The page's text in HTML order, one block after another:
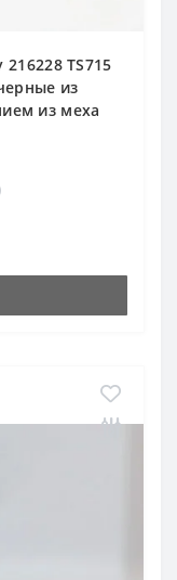
TS715
из
из меха